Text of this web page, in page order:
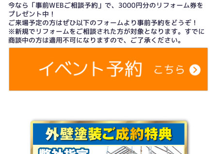
今なら「事前WEBご相談予約」で、3000円分のリフォーム券を
プレゼント中！
ご来場予定の方はぜひ以下のフォームより事前予約をどうぞ！
※新規でリフォームをご相談された方が対象となります。すでに
商談中の方は適用不可になりますので、ご了承ください。